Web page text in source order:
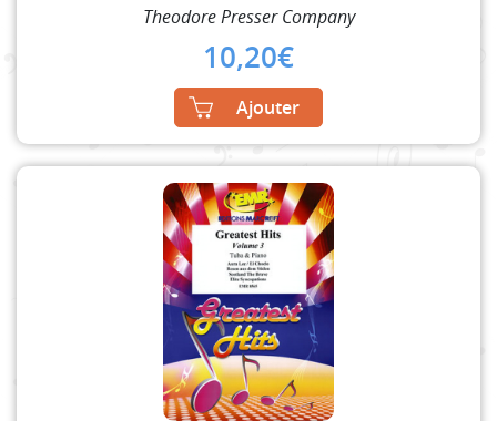
Theodore Presser Company
10,20€
Ajouter